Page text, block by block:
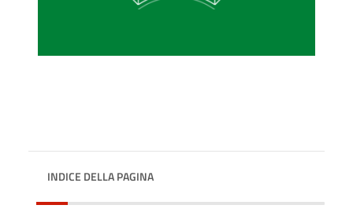
INDICE DELLA PAGINA